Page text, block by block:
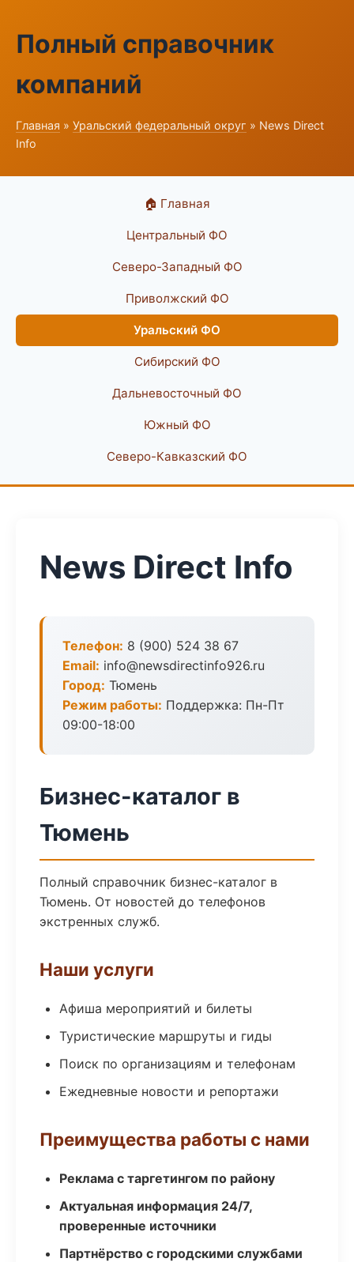
Полный справочник
компаний
Главная » Уральский федеральный округ » News Direct
Info
🏠 Главная
Центральный ФО
Северо-Западный ФО
Приволжский ФО
Уральский ФО
Сибирский ФО
Дальневосточный ФО
Южный ФО
Северо-Кавказский ФО
News Direct Info
Телефон: 8 (900) 524 38 67
Email: info@newsdirectinfo926.ru
Город: Тюмень
Режим работы: Поддержка: Пн-Пт
09:00-18:00
Бизнес-каталог в
Тюмень
Полный справочник бизнес-каталог в
Тюмень. От новостей до телефонов
экстренных служб.
Наши услуги
Афиша мероприятий и билеты
Туристические маршруты и гиды
Поиск по организациям и телефонам
Ежедневные новости и репортажи
Преимущества работы с нами
Реклама с таргетингом по району
Актуальная информация 24/7,
проверенные источники
Партнёрство с городскими службами